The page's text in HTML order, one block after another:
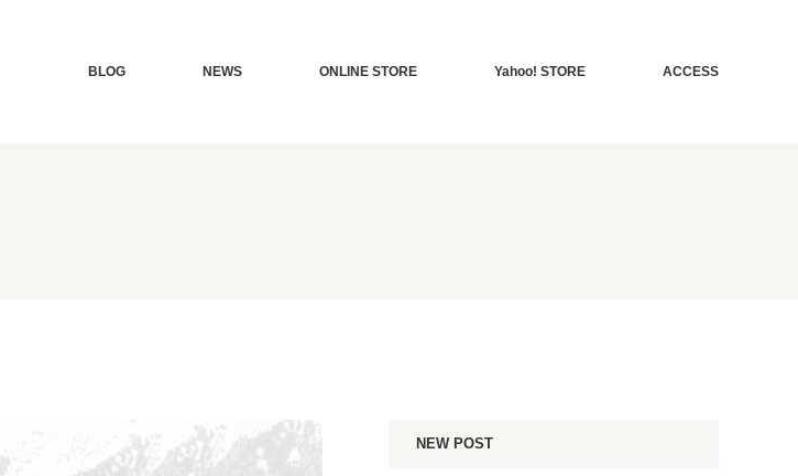
BLOG NEWS ONLINE STORE Yahoo! STORE ACCESS
NEW POST